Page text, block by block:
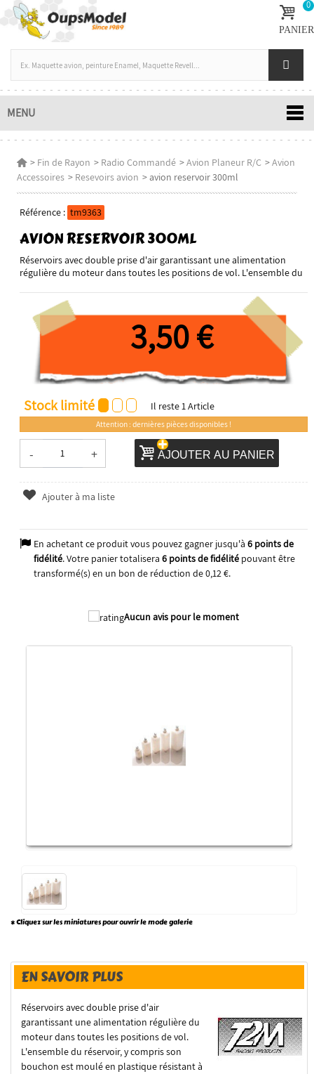
0
PANIER
MENU
> Fin de Rayon > Radio Commandé >Avion Planeur R/C >Avion
Accessoires > Resevoirs avion >avion reservoir 300ml
Référence : tm9363
AVION RESERVOIR 300ML
Réservoirs avec double prise d'air garantissant une alimentation
régulière du moteur dans toutes les positions de vol. L'ensemble du
3,50 €
Stock limité Il reste1Article
Attention : dernières pièces disponibles !
- + AJOUTER AU PANIER
Ajouter à ma liste
En achetant ce produit vous pouvez gagner jusqu'à 6points de
fidélité. Votre panier totalisera 6points de fidélitépouvant être
transformé(s) en un bon de réduction de0,12 €.
Aucun avis pour le moment
* Cliquez sur les miniatures pour ouvrir le mode galerie
EN SAVOIR PLUS
Réservoirs avec double prise d'air
garantissant une alimentation régulière du
moteur dans toutes les positions de vol.
L'ensemble du réservoir, y compris son
bouchon est moulé en plastique résistant à